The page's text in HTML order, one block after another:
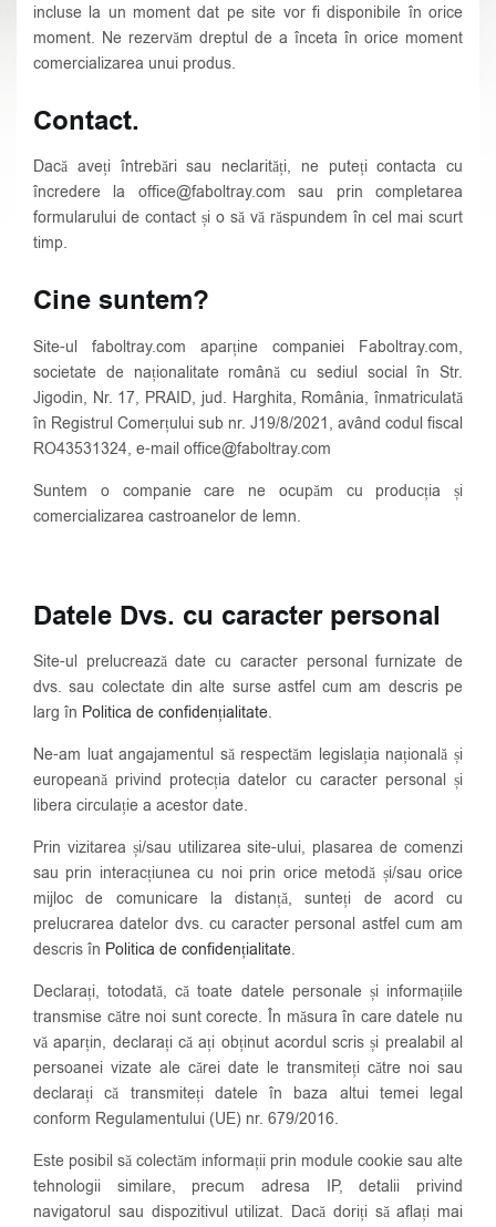
incluse la un moment dat pe site vor fi disponibile în orice
moment. Ne rezervăm dreptul de a înceta în orice moment
comercializarea unui produs.
Contact.
Dacă aveți întrebări sau neclarități, ne puteți contacta cu
încredere la office@faboltray.com sau prin completarea
formularului de contact și o să vă răspundem în cel mai scurt
timp.
Cine suntem?
Site-ul faboltray.com aparține companiei Faboltray.com,
societate de naționalitate română cu sediul social în Str.
Jigodin, Nr. 17, PRAID, jud. Harghita, România, înmatriculată
în Registrul Comerțului sub nr. J19/8/2021, având codul fiscal
RO43531324, e-mail office@faboltray.com
Suntem o companie care ne ocupăm cu producția și
comercializarea castroanelor de lemn.
Datele Dvs. cu caracter personal
Site-ul prelucrează date cu caracter personal furnizate de
dvs. sau colectate din alte surse astfel cum am descris pe
larg în Politica de confidențialitate.
Ne-am luat angajamentul să respectăm legislația națională și
europeană privind protecția datelor cu caracter personal și
libera circulație a acestor date.
Prin vizitarea și/sau utilizarea site-ului, plasarea de comenzi
sau prin interacțiunea cu noi prin orice metodă și/sau orice
mijloc de comunicare la distanță, sunteți de acord cu
prelucrarea datelor dvs. cu caracter personal astfel cum am
descris în Politica de confidențialitate.
Declarați, totodată, că toate datele personale și informațiile
transmise către noi sunt corecte. În măsura în care datele nu
vă aparțin, declarați că ați obținut acordul scris și prealabil al
persoanei vizate ale cărei date le transmiteți către noi sau
declarați că transmiteți datele în baza altui temei legal
conform Regulamentului (UE) nr. 679/2016.
Este posibil să colectăm informații prin module cookie sau alte
tehnologii similare, precum adresa IP, detalii privind
navigatorul sau dispozitivul utilizat. Dacă doriți să aflați mai